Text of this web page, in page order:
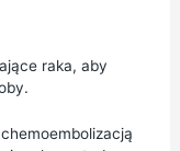
raka, aby